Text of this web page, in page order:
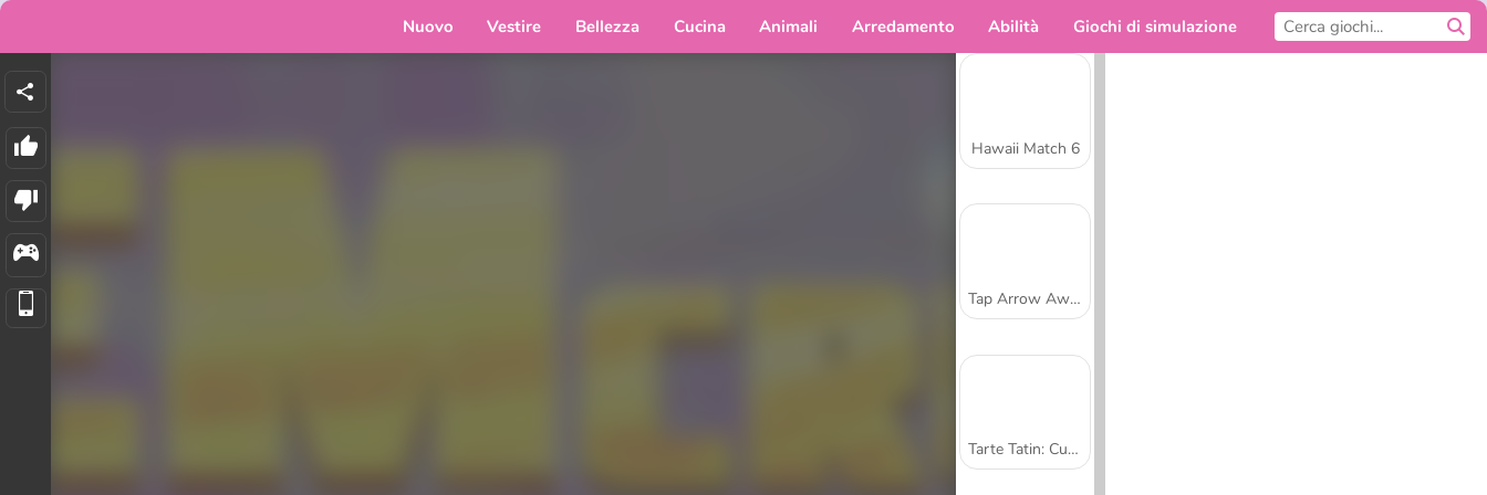
Nuovo Vestire Bellezza Cucina Animali Arredamento Abilità Giochi di simulazione
Hawaii Match 6
Tap Arrow Away
Tarte Tatin: Cucina con Sara